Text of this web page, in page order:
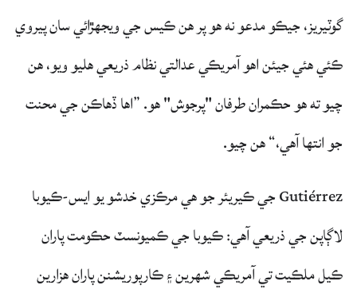
گوٽيريز، جيڪو مدعو نه هو پر هن ڪيس جي ويجهڙائي سان پيروي
ڪئي هئي جيئن اهو آمريڪي عدالتي نظام ذريعي هليو ويو، هن
چيو ته هو حڪمران طرفان "پرجوش" هو. ”اها ڏهاڪن جي محنت
جو انتها آهي،“ هن چيو.
Gutiérrez جي ڪيريئر جو هي مرڪزي خدشو يو ايس-ڪيوبا
لاڳاپن جي ذريعي آهي: ڪيوبا جي ڪميونسٽ حڪومت پاران
ڪيل ملڪيت تي آمريڪي شهرين ۽ ڪارپوريشنن پاران هزارين